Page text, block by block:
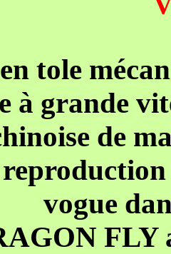
tole
à grande
de
vogue
FLY